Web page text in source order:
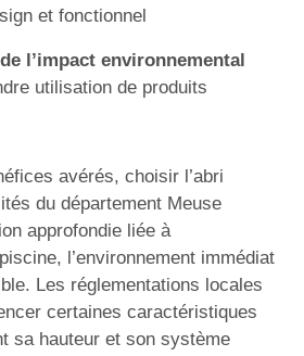
et fonctionnel
l’impact environnemental
utilisation de produits
avérés, choisir l’abri
du département Meuse
approfondie liée à
l’environnement immédiat
Les réglementations locales
certaines caractéristiques
sa hauteur et son système